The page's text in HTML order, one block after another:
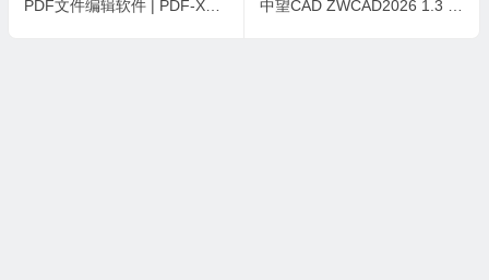
PDF文件编辑软件 | PDF-XChange Editor Plus v11.0.1.0 KpoJIuK中文直装版及绿色版